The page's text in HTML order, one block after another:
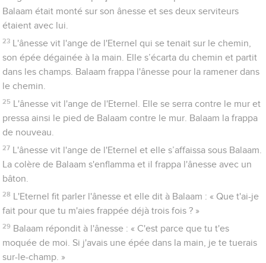
Balaam était monté sur son ânesse et ses deux serviteurs
étaient avec lui.
23
L'ânesse vit l'ange de l'Eternel qui se tenait sur le chemin,
son épée dégainée à la main. Elle s’écarta du chemin et partit
dans les champs. Balaam frappa l'ânesse pour la ramener dans
le chemin.
25
L'ânesse vit l'ange de l'Eternel. Elle se serra contre le mur et
pressa ainsi le pied de Balaam contre le mur. Balaam la frappa
de nouveau.
27
L'ânesse vit l'ange de l'Eternel et elle s’affaissa sous Balaam.
La colère de Balaam s'enflamma et il frappa l'ânesse avec un
bâton.
28
L'Eternel fit parler l'ânesse et elle dit à Balaam : « Que t'ai-je
fait pour que tu m'aies frappée déjà trois fois ? »
29 Balaam répondit à l'ânesse : « C'est parce que tu t'es
moquée de moi. Si j'avais une épée dans la main, je te tuerais
sur-le-champ. »